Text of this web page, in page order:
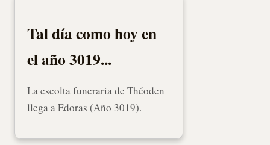
Tal día como hoy en
el año 3019...
La escolta funeraria de Théoden
llega a Edoras (Año 3019).